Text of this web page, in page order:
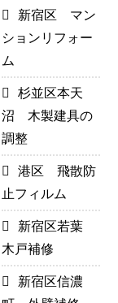
新宿区 マン
ションリフォー
ム
杉並区本天
沼 木製建具の
調整
港区 飛散防
止フィルム
新宿区若葉
木戸補修
新宿区信濃